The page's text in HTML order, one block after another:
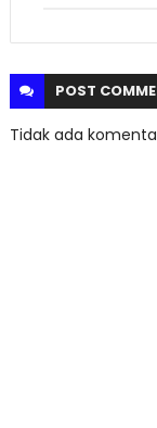
POST
Tidak ada